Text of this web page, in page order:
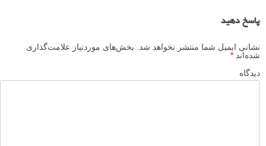
پاسخ دهید
نشانی ایمیل شما منتشر نخواهد شد.
بخش‌های موردنیاز علامت‌گذاری
شده‌اند *
دیدگاه